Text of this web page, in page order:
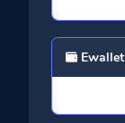
Ewallet